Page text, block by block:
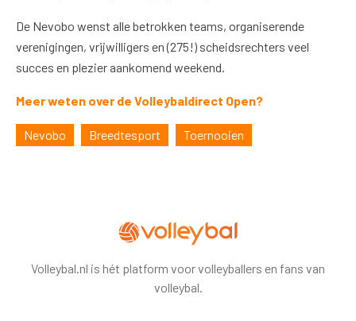
De Nevobo wenst alle betrokken teams, organiserende
verenigingen, vrijwilligers en (275!) scheidsrechters veel
succes en plezier aankomend weekend.
Meer weten over de Volleybaldirect Open?
Nevobo Breedtesport Toernooien
Volleybal.nl is hét platform voor volleyballers en fans van
volleybal.